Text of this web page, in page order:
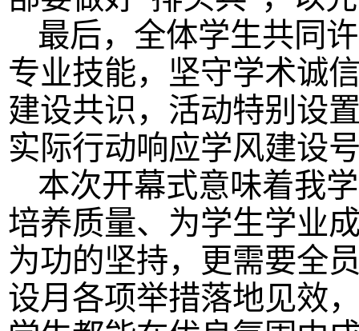
最后，全体学生共同
专业技能，坚守学术诚
建设共识，活动特别设
实际行动响应学风建设
本次开幕式意味着我
培养质量、为学生学业
为功的坚持，更需要全
设月各项举措落地见效